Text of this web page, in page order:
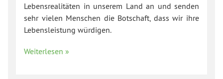
Lebensrealitäten in unserem Land an und senden
sehr vielen Menschen die Botschaft, dass wir ihre
Lebensleistung würdigen.
Weiterlesen »